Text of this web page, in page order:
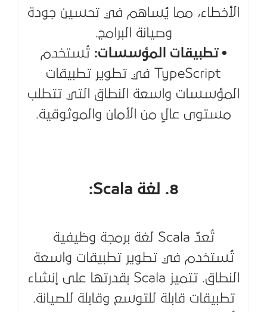
الأخطاء، مما يُساهم في تحسين جودة
وصيانة البرامج.
• تطبيقات المؤسسات: تُستخدم
TypeScript في تطوير تطبيقات
المؤسسات واسعة النطاق التي تتطلب
مستوى عالٍ من الأمان والموثوقية.
8. لغة Scala:
تُعدّ Scala لغة برمجة وظيفية
تُستخدم في تطوير تطبيقات واسعة
النطاق. تتميز Scala بقدرتها على إنشاء
تطبيقات قابلة للتوسع وقابلة للصيانة.